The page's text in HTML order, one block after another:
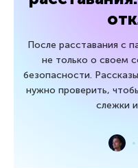
После расставания с
не только о своем
безопасности.
нужно проверить,
слежки